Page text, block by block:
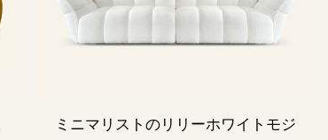
ミニマリストのリリーホワイトモジ